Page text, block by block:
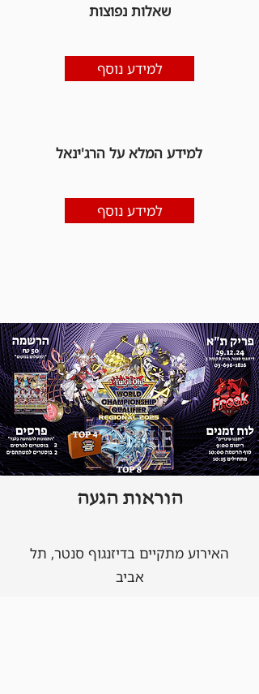
שאלות נפוצות
למידע נוסף
למידע המלא על הרג'ינאל
למידע נוסף
הוראות הגעה
האירוע מתקיים בדיזנגוף סנטר, תל
אביב